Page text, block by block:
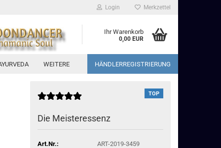
Login Merkzettel
Ihr Warenkorb
0,00 EUR
HÄNDLERREGISTRIERUNG
WEITERE
TOP
Die Meisteressenz
Art.Nr.:
ART-2019-3459